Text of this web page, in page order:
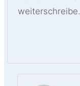
weiterschreibe.